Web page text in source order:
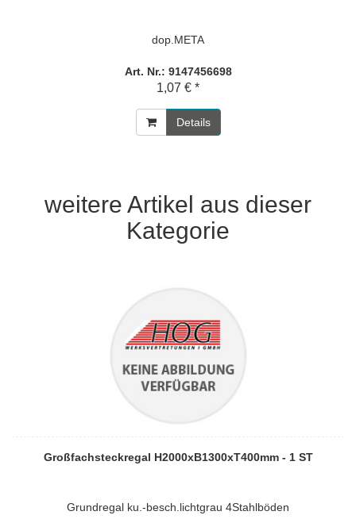
dop.META
Art. Nr.: 9147456698
1,07 € *
Details
weitere Artikel aus dieser
Kategorie
Großfachsteckregal H2000xB1300xT400mm - 1 ST
Grundregal ku.-besch.lichtgrau 4Stahlböden